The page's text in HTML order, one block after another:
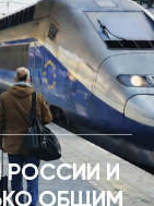
РОССИИ И
ОБЩИМ